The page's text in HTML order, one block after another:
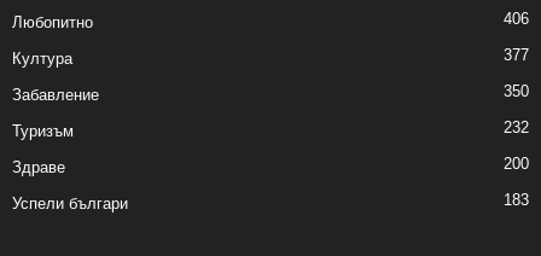
Любопитно 406
Култура 377
Забавление 350
Туризъм 232
Здраве 200
Успели българи 183